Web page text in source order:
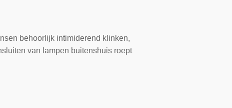
behoorlijk intimiderend klinken,
van lampen buitenshuis roept